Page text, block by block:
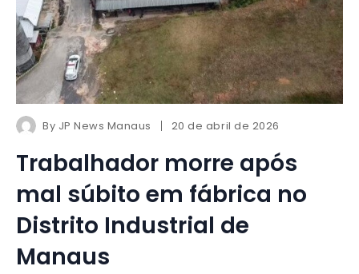
By JP News Manaus 20 de abril de 2026
Trabalhador morre após
mal súbito em fábrica no
Distrito Industrial de
Manaus